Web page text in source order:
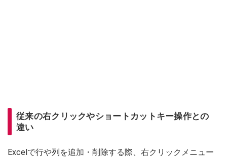
従来の右クリックやショートカットキー操作との
違い
Excelで行や列を追加・削除する際、右クリックメニュー